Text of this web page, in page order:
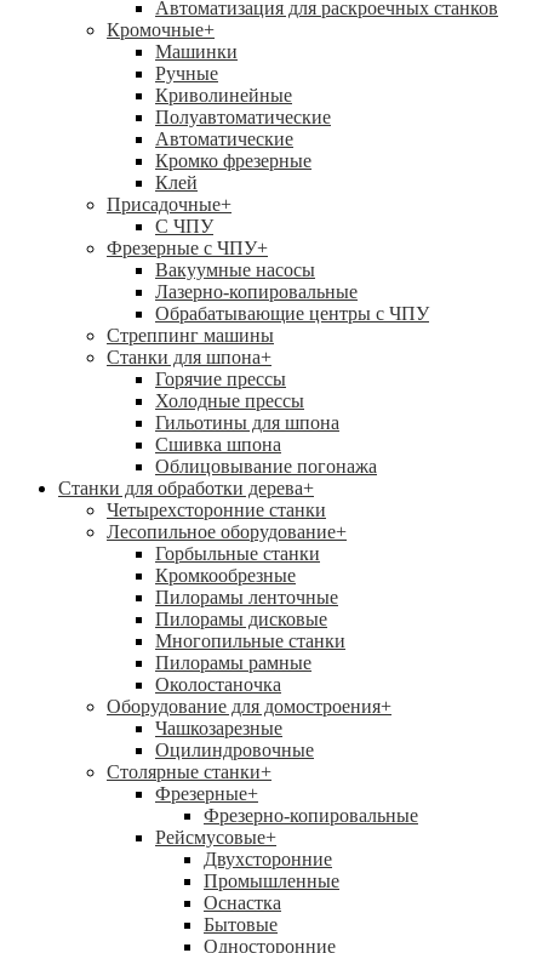
Автоматизация для раскроечных станков
Кромочные+
Машинки
Ручные
Криволинейные
Полуавтоматические
Автоматические
Кромко фрезерные
Клей
Присадочные+
С ЧПУ
Фрезерные с ЧПУ+
Вакуумные насосы
Лазерно-копировальные
Обрабатывающие центры с ЧПУ
Стреппинг машины
Станки для шпона+
Горячие прессы
Холодные прессы
Гильотины для шпона
Сшивка шпона
Облицовывание погонажа
Станки для обработки дерева+
Четырехсторонние станки
Лесопильное оборудование+
Горбыльные станки
Кромкообрезные
Пилорамы ленточные
Пилорамы дисковые
Многопильные станки
Пилорамы рамные
Околостаночка
Оборудование для домостроения+
Чашкозарезные
Оцилиндровочные
Столярные станки+
Фрезерные+
Фрезерно-копировальные
Рейсмусовые+
Двухсторонние
Промышленные
Оснастка
Бытовые
Односторонние